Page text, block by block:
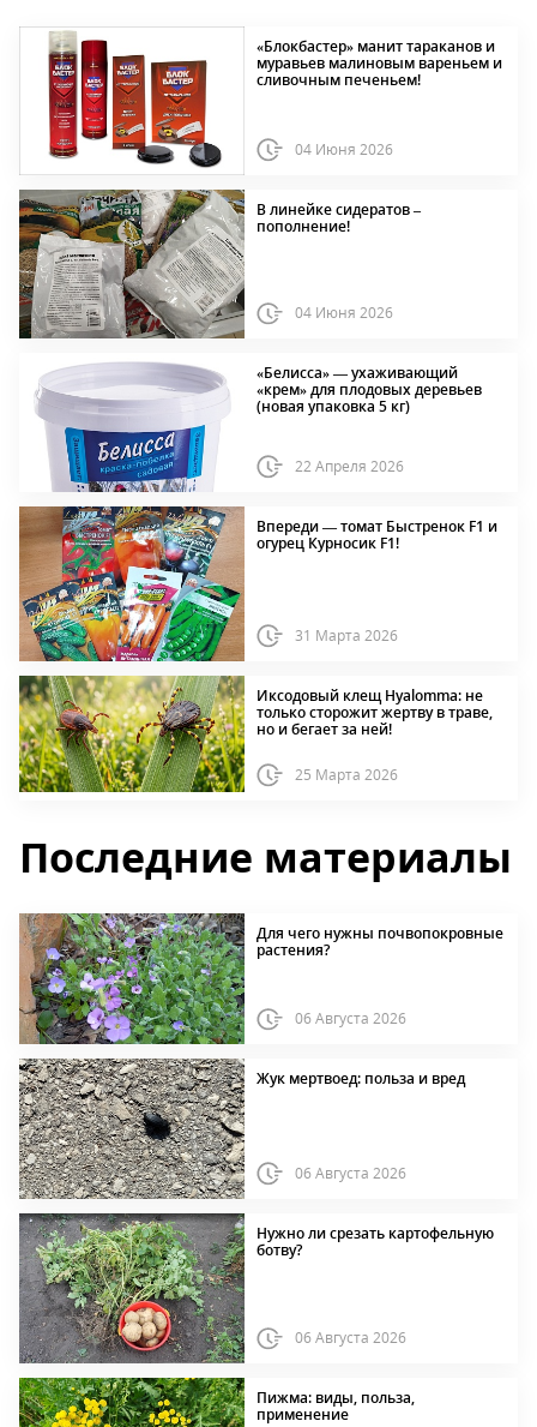
«Блокбастер» манит тараканов и
муравьев малиновым вареньем и
сливочным печеньем!
04 Июня 2026
В линейке сидератов –
пополнение!
04 Июня 2026
«Белисса» — ухаживающий
«крем» для плодовых деревьев
(новая упаковка 5 кг)
22 Апреля 2026
Впереди — томат Быстренок F1 и
огурец Курносик F1!
31 Марта 2026
Иксодовый клещ Hyalomma: не
только сторожит жертву в траве,
но и бегает за ней!
25 Марта 2026
Последние материалы
Для чего нужны почвопокровные
растения?
06 Августа 2026
Жук мертвоед: польза и вред
06 Августа 2026
Нужно ли срезать картофельную
ботву?
06 Августа 2026
Пижма: виды, польза,
применение